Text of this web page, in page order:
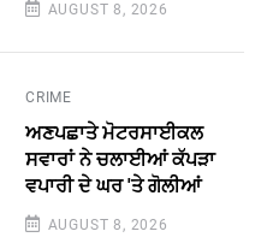
AUGUST 8, 2026
CRIME
ਅਣਪਛਾਤੇ ਮੋਟਰਸਾਈਕਲ
ਸਵਾਰਾਂ ਨੇ ਚਲਾਈਆਂ ਕੱਪੜਾ
ਵਪਾਰੀ ਦੇ ਘਰ 'ਤੇ ਗੋਲੀਆਂ
AUGUST 8, 2026